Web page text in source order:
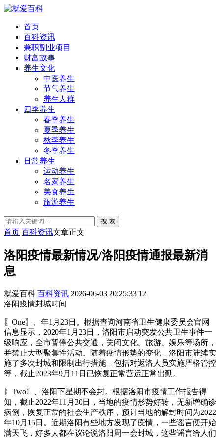
首页
百科资讯
兼职副业项目
财富故事
养生文化
中医养生
节气养生
养生人群
四季养生
春季养生
夏季养生
秋季养生
冬季养生
日常养生
运动养生
名家养生
美食养生
旅游养生
搜 索
首页 百科资讯文章正文
洛阳疫情最新情况/洛阳疫情通报最新消
息
就爱百科 百科资讯 2026-06-03 20:25:33 12
洛阳疫情封城时间
〖One〗、年1月23日。根据查询河南省卫生健康委员会官网
信息显示，2020年1月23日，洛阳市启动突发公共卫生事件一
级响应，全市暂停公共交通，关闭文化、旅游、娱乐等场所，
并禁止大型聚集性活动。随着疫情形势的变化，洛阳市陆续实
施了多次封城和限制出行措施，包括对返洛人员实施严格管控
等，截止2023年9月11日已恢复正常营运正常出勤。
〖Two〗、洛阳下星期不会封。根据洛阳市疫情工作报告得
知，截止2022年11月30日，当地的疫情形势好转，无新增确诊
病例，恢复正常的社会生产秩序，预计当地的解封时间为2022
年10月15日。近期洛阳有些地方发现了疫情，一些谣言便开始
满天飞，好多人都在议论说洛阳周一会封城，这些谣言给人们